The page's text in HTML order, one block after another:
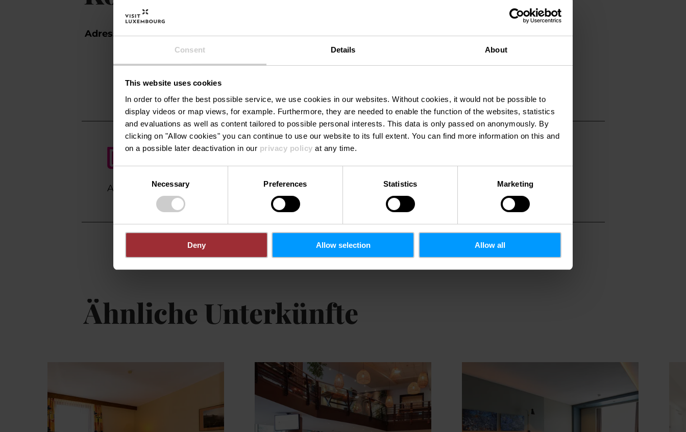
Consent Details About
This website uses cookies
In order to offer the best possible service, we use cookies in our websites. Without cookies, it would not be possible to
display videos or map views, for example. Furthermore, they are needed to enable the function of the websites, statistics
and evaluations as well as content tailored to possible personal interests. This data is only passed on anonymously. By
clicking on "Allow cookies" you can continue to use our website to its full extent. You can find more information on this and
on a possible later deactivation in our privacy policy at any time.
Consent
Necessary Preferences Statistics Marketing
Deny Allow selection Allow all
Adresse:
Hotel Christophe Colomb
10, Rue d'Anvers
L-1130 Luxembourg
Auf Karte anzeigen
Tel.:
+3524084141
E-Mail:
mail@christophe-colomb.lu
Anreise planen
Ähnliche Unterkünfte